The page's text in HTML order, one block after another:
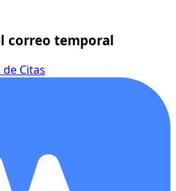
correo temporal
Citas